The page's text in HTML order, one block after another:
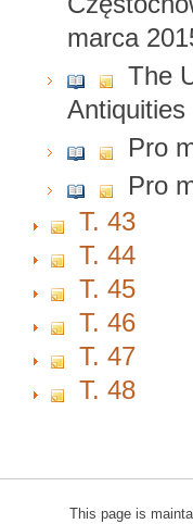
marca
The
Pro
Pro
T. 43
T. 44
T. 45
T. 46
T. 47
T. 48
This page is